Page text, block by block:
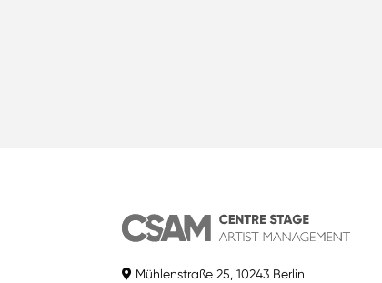
Mühlenstraße 25, 10243 Berlin